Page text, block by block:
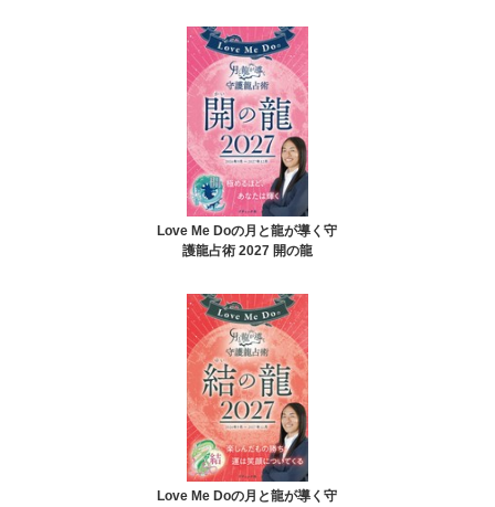
Love Me Doの月と龍が導く守
護龍占術 2027 開の龍
Love Me Doの月と龍が導く守